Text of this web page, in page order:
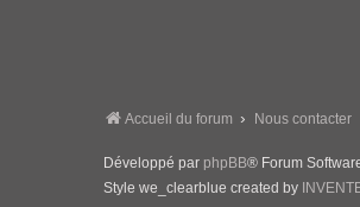
Accueil du forum Nous contacter
Développé par phpBB® Forum
Style we_clearblue created by